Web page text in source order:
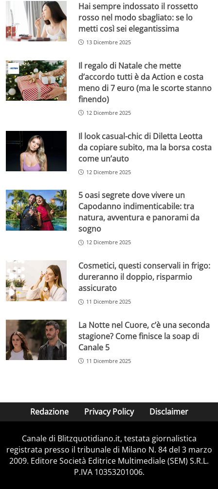
Hai sempre indossato il rossetto
rosso nel modo sbagliato: se lo
metti così sei elegantissima
13 Dicembre 2025
Il regalo di Natale che mette
d’accordo tutti è da Action e costa
meno di 7 euro (ma le scorte stanno
finendo)
12 Dicembre 2025
Il look casual-chic di Diletta Leotta
da copiare subito, ma la borsa costa
come un’auto
12 Dicembre 2025
5 oasi segrete dove vivere un
Capodanno indimenticabile: tra
natura, avventura e panorami da
sogno
12 Dicembre 2025
Cosmetici, questi conservali in frigo:
dureranno il doppio, risparmio
assicurato
11 Dicembre 2025
La Notte nel Cuore, c’è una seconda
stagione? Come finisce la soap di
Canale 5
11 Dicembre 2025
Redazione Privacy Policy Disclaimer
Canale di Blitzquotidiano.it, testata giornalistica
registrata presso il tribunale di Milano N. 84 del 3 marzo
2009. Editore Società Editrice Multimediale (SEM) S.R.L.
P.IVA 10353201006.